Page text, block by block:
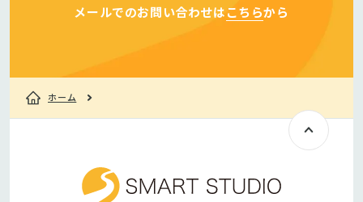
メールでのお問い合わせはこちらから
ホーム